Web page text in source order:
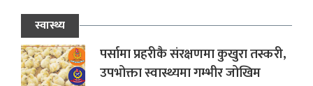
स्वास्थ्य
पर्सामा प्रहरीकै संरक्षणमा कुखुरा तस्करी,
उपभोक्ता स्वास्थ्यमा गम्भीर जोखिम